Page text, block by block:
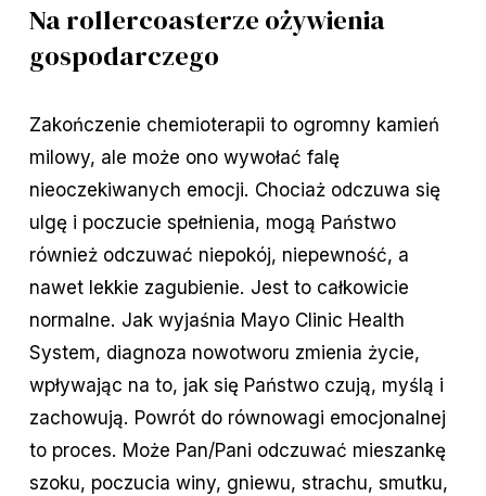
Na rollercoasterze ożywienia
gospodarczego
Zakończenie chemioterapii to ogromny kamień
milowy, ale może ono wywołać falę
nieoczekiwanych emocji. Chociaż odczuwa się
ulgę i poczucie spełnienia, mogą Państwo
również odczuwać niepokój, niepewność, a
nawet lekkie zagubienie. Jest to całkowicie
normalne. Jak wyjaśnia Mayo Clinic Health
System, diagnoza nowotworu zmienia życie,
wpływając na to, jak się Państwo czują, myślą i
zachowują. Powrót do równowagi emocjonalnej
to proces. Może Pan/Pani odczuwać mieszankę
szoku, poczucia winy, gniewu, strachu, smutku,